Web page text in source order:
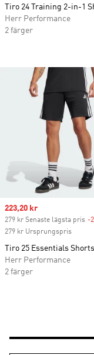
Tiro 24 Training 2-in-1
Herr Performance
2 färger
Sale price
223,20 kr
279 kr Senaste lägsta pris -
279 kr Ursprungspris
Tiro 25 Essentials Shorts
Herr Performance
2 färger